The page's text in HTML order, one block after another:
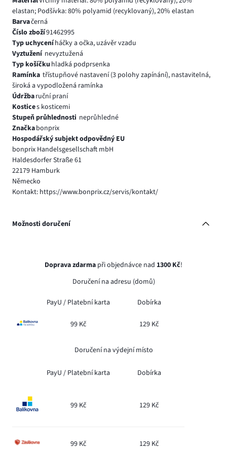
elastan; Podšívka: 80% polyamid (recyklovaný), 20% elastan
Barvačerná
Číslo zboží91462995
Typ uchyceníháčky a očka, uzávěr vzadu
Vyztužení nevyztužená
Typ košíčku hladká podprsenka
Ramínka třístupňové nastavení (3 polohy zapínání), nastavitelná,
široká a vypodložená ramínka
Údržbaruční praní
Kostices kosticemi
Stupeň průhlednosti neprůhledné
Značkabonprix
Hospodářský subjekt odpovědný EU
bonprix Handelsgesellschaft mbH
Haldesdorfer Straße 61
22179 Hamburk
Německo
Kontakt: https://www.bonprix.cz/servis/kontakt/
Možnosti doručení
Doprava zdarma při objednávce nad 1300 Kč!
Doručení na adresu (domů)
PayU / Platební karta Dobírka
99 Kč 129 Kč
Doručení na výdejní místo
PayU / Platební karta Dobírka
99 Kč 129 Kč
99 Kč 129 Kč